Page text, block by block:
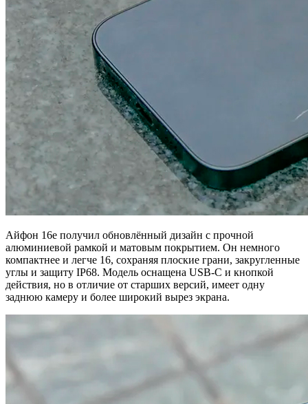
Айфон 16e получил обновлённый дизайн с прочной
алюминиевой рамкой и матовым покрытием. Он немного
компактнее и легче 16, сохраняя плоские грани, закругленные
углы и защиту IP68. Модель оснащена USB-C и кнопкой
действия, но в отличие от старших версий, имеет одну
заднюю камеру и более широкий вырез экрана.